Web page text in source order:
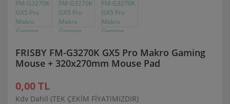
FRISBY FM-G3270K GX5 Pro Makro Gaming
Mouse + 320x270mm Mouse Pad
0,00 TL
Kdv Dahil (TEK ÇEKİM FİYATIMIZDIR)